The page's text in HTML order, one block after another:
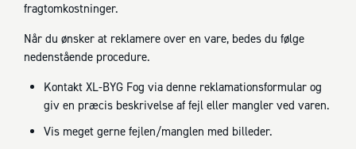
fragtomkostninger.
Når du ønsker at reklamere over en vare, bedes du følge
nedenstående procedure.
Kontakt XL-BYG Fog via denne reklamationsformular og
giv en præcis beskrivelse af fejl eller mangler ved varen.
Vis meget gerne fejlen/manglen med billeder.